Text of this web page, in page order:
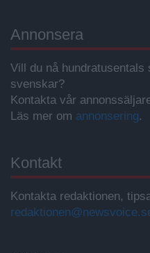
Annonsera
Vill du nå hundratusentals
svenskar?
Kontakta vår
Läs mer om annonsering.
Kontakt
Kontakta redaktionen,